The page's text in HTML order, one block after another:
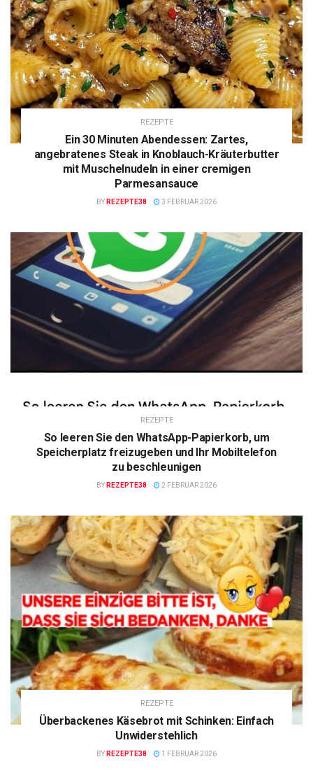
REZEPTE
Ein 30 Minuten Abendessen: Zartes,
angebratenes Steak in Knoblauch-Kräuterbutter
mit Muschelnudeln in einer cremigen
Parmesansauce
BY REZEPTE38 3 FEBRUAR 2026
REZEPTE
So leeren Sie den WhatsApp-Papierkorb, um
Speicherplatz freizugeben und Ihr Mobiltelefon
zu beschleunigen
BY REZEPTE38 2 FEBRUAR 2026
REZEPTE
Überbackenes Käsebrot mit Schinken: Einfach
Unwiderstehlich
BY REZEPTE38 1 FEBRUAR 2026